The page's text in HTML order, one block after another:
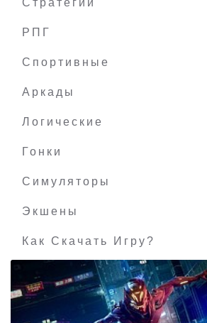
РПГ
Спортивные
Аркады
Логические
Гонки
Симуляторы
Экшены
Как Скачать Игру?